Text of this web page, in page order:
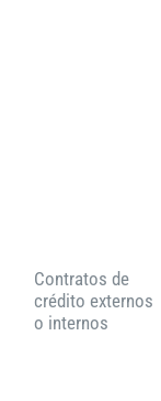
Contratos de
crédito externos
o internos